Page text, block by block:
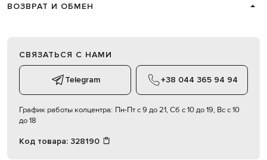
ВОЗВРАТ И ОБМЕН
СВЯЗАТЬСЯ С НАМИ
Telegram +38 044 365 94 94
График работы колцентра: Пн-Пт с 9 до 21, Сб с 10 до 19, Вс с 10
до 18
Код товара: 328190